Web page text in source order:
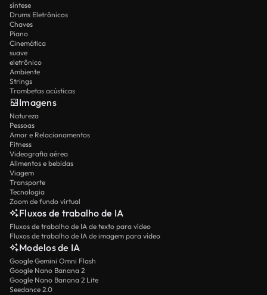
síntese
Drums Eletrônicos
Chaves
Piano
Cinemática
suave
eletrônico
Ambiente
Strings
Trombetas acústicas
Imagens
Natureza
Pessoas
Amor e Relacionamentos
Fitness
Videografia aérea
Alimentos e bebidas
Viagem
Transporte
Tecnologia
Zoom de fundo virtual
Fluxos de trabalho de IA
Fluxos de trabalho de IA de texto para vídeo
Fluxos de trabalho de IA de imagem para vídeo
Modelos de IA
Google Gemini Omni Flash
Google Nano Banana 2
Google Nano Banana 2 Lite
Seedance 2.0